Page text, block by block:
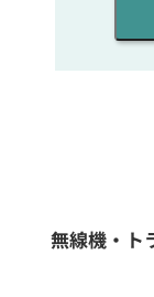
同時
フ
無線機・ト